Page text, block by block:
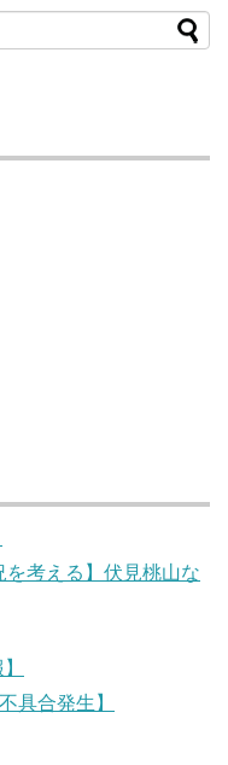
考える】伏見桃山な
具合発生】